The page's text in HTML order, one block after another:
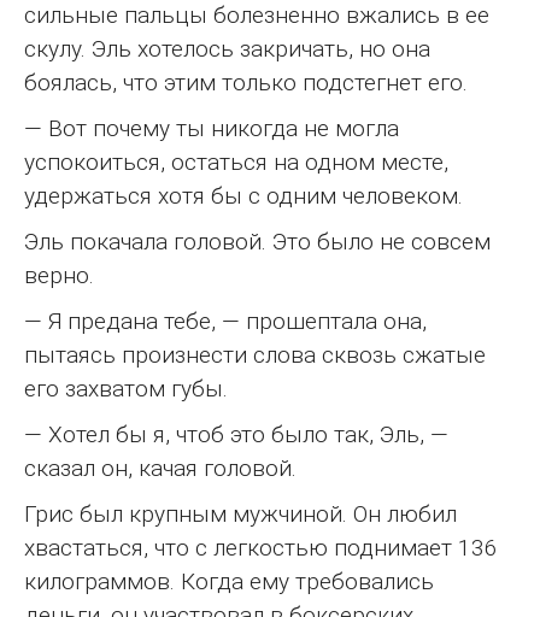
сильные пальцы болезненно вжались в ее
скулу. Эль хотелось закричать, но она
боялась, что этим только подстегнет его.
— Вот почему ты никогда не могла
успокоиться, остаться на одном месте,
удержаться хотя бы с одним человеком.
Эль покачала головой. Это было не совсем
верно.
— Я предана тебе, — прошептала она,
пытаясь произнести слова сквозь сжатые
его захватом губы.
— Хотел бы я, чтоб это было так, Эль, —
сказал он, качая головой.
Грис был крупным мужчиной. Он любил
хвастаться, что с легкостью поднимает 136
килограммов. Когда ему требовались